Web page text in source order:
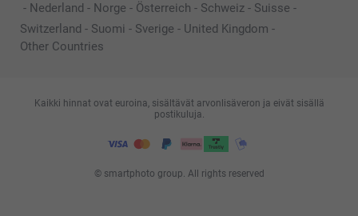
- Nederland - Norge - Österreich - Schweiz - Suisse -
Switzerland - Suomi - Sverige - United Kingdom -
Other Countries
© smartphoto group. All rights reserved
Kaikki hinnat ovat euroina, sisältävät arvonlisäveron ja eivät sisällä
postikuluja.